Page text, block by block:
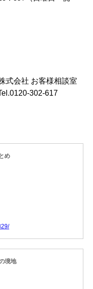
式会社 お客様相談室
302-617
め
境地